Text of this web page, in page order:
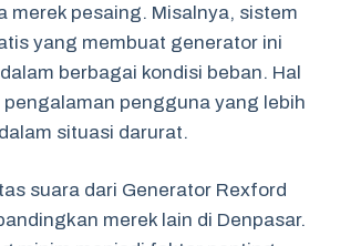
merek pesaing. Misalnya, sistem
yang membuat generator ini
berbagai kondisi beban. Hal
pengalaman pengguna yang lebih
situasi darurat.
suara dari Generator Rexford
merek lain di Denpasar.